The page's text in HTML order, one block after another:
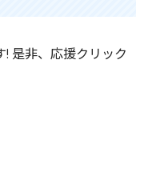
非、応援クリック